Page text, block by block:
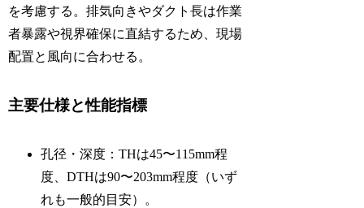
を考慮する。排気向きやダクト長は作業
者暴露や視界確保に直結するため、現場
配置と風向に合わせる。
主要仕様と性能指標
孔径・深度：THは45〜115mm程
度、DTHは90〜203mm程度（いず
れも一般的目安）。